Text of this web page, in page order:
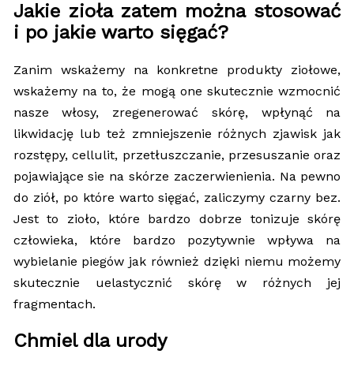
Jakie zioła zatem można stosować
i po jakie warto sięgać?
Zanim wskażemy na konkretne produkty ziołowe,
wskażemy na to, że mogą one skutecznie wzmocnić
nasze włosy, zregenerować skórę, wpłynąć na
likwidację lub też zmniejszenie różnych zjawisk jak
rozstępy, cellulit, przetłuszczanie, przesuszanie oraz
pojawiające sie na skórze zaczerwienienia. Na pewno
do ziół, po które warto sięgać, zaliczymy czarny bez.
Jest to zioło, które bardzo dobrze tonizuje skórę
człowieka, które bardzo pozytywnie wpływa na
wybielanie piegów jak również dzięki niemu możemy
skutecznie uelastycznić skórę w różnych jej
fragmentach.
Chmiel dla urody